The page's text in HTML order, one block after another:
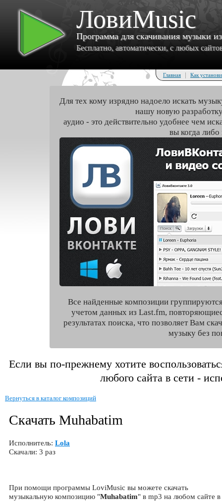
ЛовиMusic
Программа для скачивания музыки
Бесплатно, автоматически, с любых
Главная | Как
Для тех кому изрядно надоело искать
нашу новую
аудио - это действительно удобнее чем
вы когда либо
Все найденные композиции
учетом данных из Last.fm,
результатах поиска, что позволяет Вам
музыку без
Если вы по-прежнему хотите
любого сайта в сети -
Вернуться в каталог композиций
Скачать Muhabatim
Исполнитель: Lola
Скачали: 3 раз
При помощи программы LoviMusic вы можете скачать
музыкальную композицию "Muhabatim" в mp3 на любом сайте в